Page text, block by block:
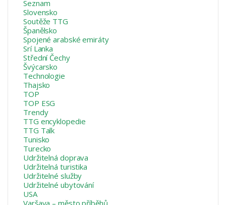
Seznam
Slovensko
Soutěže TTG
Španělsko
Spojené arabské emiráty
Srí Lanka
Střední Čechy
Švýcarsko
Technologie
Thajsko
TOP
TOP ESG
Trendy
TTG encyklopedie
TTG Talk
Tunisko
Turecko
Udržitelná doprava
Udržitelná turistika
Udržitelné služby
Udržitelné ubytování
USA
Varšava – město příběhů